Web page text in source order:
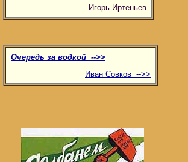
Игорь Иртеньев
Очередь за водкой -->>
Иван Совков -->>